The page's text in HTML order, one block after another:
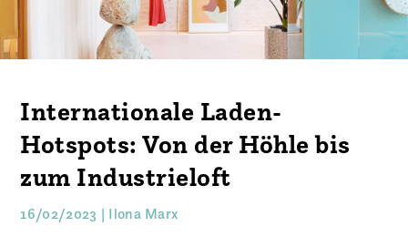
Internationale Laden-
Hotspots: Von der Höhle bis
zum Industrieloft
16/02/2023 | Ilona Marx